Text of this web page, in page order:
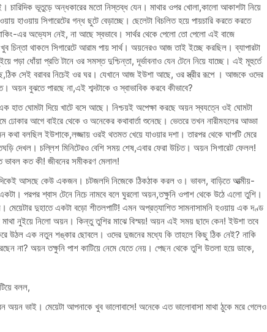
চারিদিক ভূতুড়ে অন্ধকারের মতো নিস্তব্ধ যেন। মাথার ওপর খোলা,কালো আকাশটা নিয়ে
হাওয়ায় সিগারেটের গন্ধ ছুটে বেড়াচ্ছে। ছেলেটা বিচলিত হয়ে পায়চারি করতে করতে
এর অভ্যেস নেই, না আছে স্বভাবে। সার্থর থেকে পেলো তো পেলো এই বাজে
চিন্তা থাকলে সিগারেটে আরাম পায় সার্থ। অয়নেরও আজ তাই ইচ্ছে করছিল। ব্যাপারটা
পড়া ধোঁয়া প্রতি টানে ওর সমস্ত দুশ্চিন্তা, দূর্ভাবনাও যেন টেনে নিয়ে যাচ্ছে। এই মূহুর্তে
সেই বরাবর নিচেই ওর ঘর। যেখানে আজ ইউশা আছে, ওর স্ত্রীর রূপে । আজকে ওদের
অয়ন বুঝতে পারছে না,এই শব্দটাকে ও স্বাভাবিক করবে কীভাবে?
হাত ঘোমটা দিয়ে খাটে বসে আছে। নিশ্চয়ই অপেক্ষা করছে অয়ন স্বযত্নে ওই ঘোমটা
আগে বাইরে থেকে ও অনেকের কথাবার্তা শুনেছে। ভেতরে তখন নারীমহলের আড্ডা
কথা বলছিল ইউশাকে,লজ্জায় ওরই থতমত খেয়ে যাওয়ার দশা। তারপর থেকে ঘাপটি মেরে
দেখল। চল্লিশ মিনিটেরও বেশি সময় শেষ,এবার ফেরা উচিত। অয়ন সিগারেট ফেলল!
ভাবল কত কী! জীবনের সমীকরণ মেলাল!
আসছে কেউ একজন। চটজলদি নিজেকে ঠিকঠাক করল ও। ভাবল, বাড়িতে আত্মীয়-
পরপর শ্বাস টেনে নিচে নামবে বলে ঘুরলো অয়ন,তক্ষুনি ওপাশ থেকে উঠে এলো তুশি।
মেয়েটার দুহাতে একটা বড়ো শীতলপাটি! এমন অপ্রত্যাশিত সামনাসামনি হওয়ায় এক দণ্ড
নুইয়ে নিলো অয়ন। কিন্তু তুশির মাঝে বিস্ময়! অয়ন এই সময় ছাদে কেন! ইউশা তবে
উঠল এক নতুন শঙ্কার ছোবলে। ওদের দুজনের মধ্যে কি তাহলে কিছু ঠিক নেই? নাকি
না? অয়ন তক্ষুনি পাশ কাটিয়ে নেমে যেতে নেয়। পেছন থেকে তুশি উতলা হয়ে ডাকে,
বলল,
অয়ন ভাই। মেয়েটা আপনাকে খুব ভালোবাসে! অনেকে এত ভালোবাসা মাথা ঠুকে মরে গেলেও